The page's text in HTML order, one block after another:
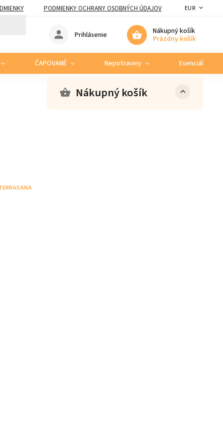
PODMIENKY OCHRANY OSOBNÝCH ÚDAJOV EUR
Nákupný košík
Prázdny košík
Prihlásenie
ČAPOVANÉ Nepotraviny Esenciálne
Nákupný košík